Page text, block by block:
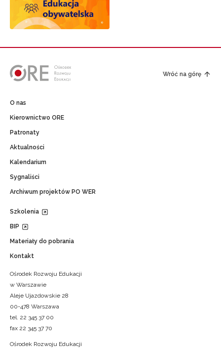
Wróć na górę
O nas
Kierownictwo ORE
Patronaty
Aktualności
Kalendarium
Sygnaliści
Archiwum projektów PO WER
Szkolenia
BIP
Materiały do pobrania
Kontakt
Ośrodek Rozwoju Edukacji
w Warszawie
Aleje Ujazdowskie 28
00-478 Warszawa
tel. 22 345 37 00
fax 22 345 37 70
Ośrodek Rozwoju Edukacji